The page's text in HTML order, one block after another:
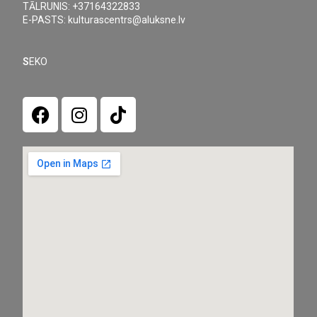
TĀLRUNIS: +37164322833
E-PASTS: kulturascentrs@aluksne.lv
SEKO